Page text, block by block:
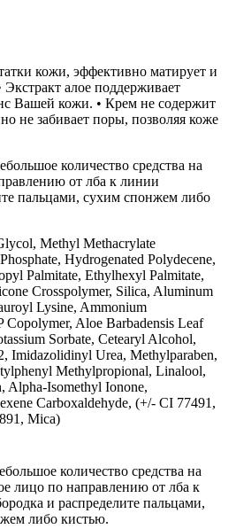
кожи, эффективно матирует и
алое поддерживает
Вашей кожи. • Крем не содержит
не забивает поры, позволяя коже
количество средства на
от лба к линии
пальцами, сухим спонжем либо
Methyl Methacrylate
Hydrogenated Polydecene,
Palmitate, Ethylhexyl Palmitate,
Crosspolymer, Silica, Aluminum
Lysine, Ammonium
Aloe Barbadensis Leaf
Sorbate, Cetearyl Alcohol,
Imidazolidinyl Urea, Methylparaben,
Methylpropional, Linalool,
Alpha-Isomethyl Ionone,
Carboxaldehyde, (+/- CI 77491,
Mica)
количество средства на
лицо по направлению от лба к
и распределите пальцами,
либо кистью.